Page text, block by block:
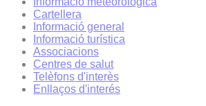
Cartellera
Informació general
Informació turística
Associacions
Centres de salut
Telèfons d'interès
Enllaços d'interés